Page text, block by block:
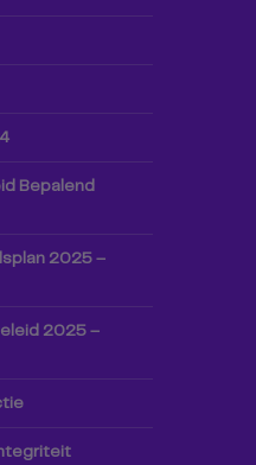
Bepalend
2025 –
2025 –